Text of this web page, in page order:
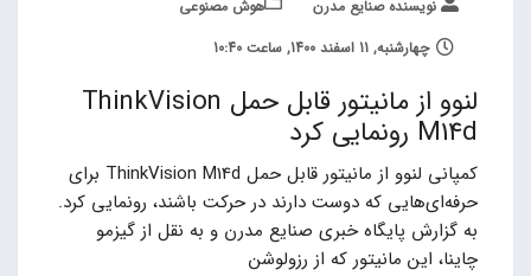
نویسنده صنایع مدرن
هوش مصنوعی
چهارشنبه, 11 اسفند 1400, ساعت 10:40
لنوو از مانیتور قابل حمل ThinkVision
M14d رونمایی کرد
کمپانی لنوو از مانیتور قابل حمل ThinkVision M14d برای
حرفه‌ای‌هایی که دوست دارند در حرکت باشند، رونمایی کرد.
به گزارش پایگاه خبری صنایع مدرن و به نقل از گیزمو
چاینا، این مانیتور که از رزولوشن